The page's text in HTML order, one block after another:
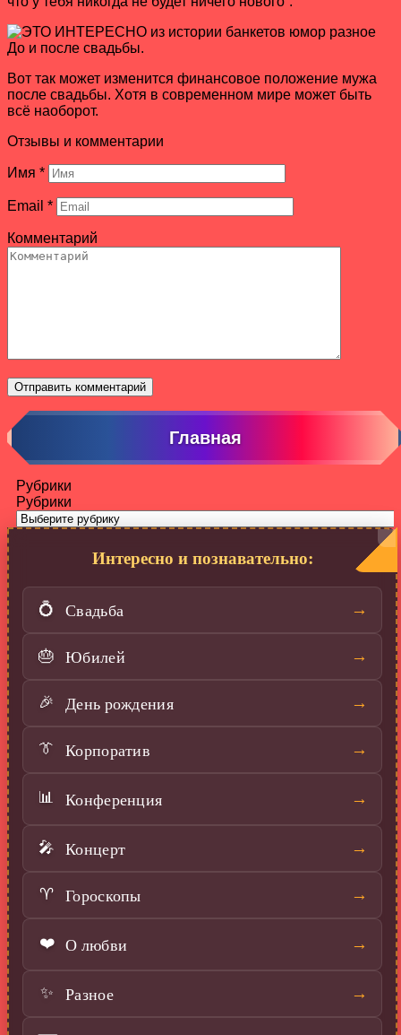
До и после свадьбы.
Вот так может изменится финансовое положение мужа
после свадьбы. Хотя в современном мире может быть
всё наоборот.
Отзывы и комментарии
Имя *
Email *
Комментарий
Главная
Рубрики
Рубрики
Интересно и познавательно:
💍 Свадьба →
🎂 Юбилей →
🎉 День рождения →
👔 Корпоратив →
📊 Конференция →
🎤 Концерт →
♈ Гороскопы →
❤️ О любви →
✨ Разное →